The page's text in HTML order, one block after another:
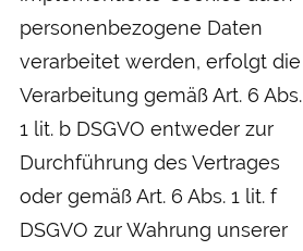
personenbezogene Daten
verarbeitet werden, erfolgt die
Verarbeitung gemäß Art. 6 Abs.
1 lit. b DSGVO entweder zur
Durchführung des Vertrages
oder gemäß Art. 6 Abs. 1 lit. f
DSGVO zur Wahrung unserer